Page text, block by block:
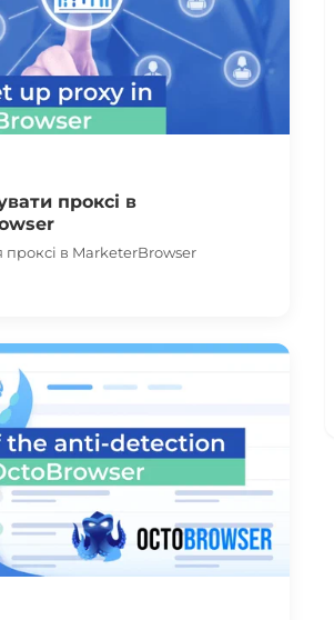
проксі в
в MarketerBrowser